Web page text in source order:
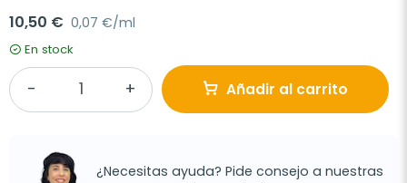
10,50 € 0,07 €/ml
En stock
Añadir al carrito
¿Necesitas ayuda? Pide consejo a nuestras